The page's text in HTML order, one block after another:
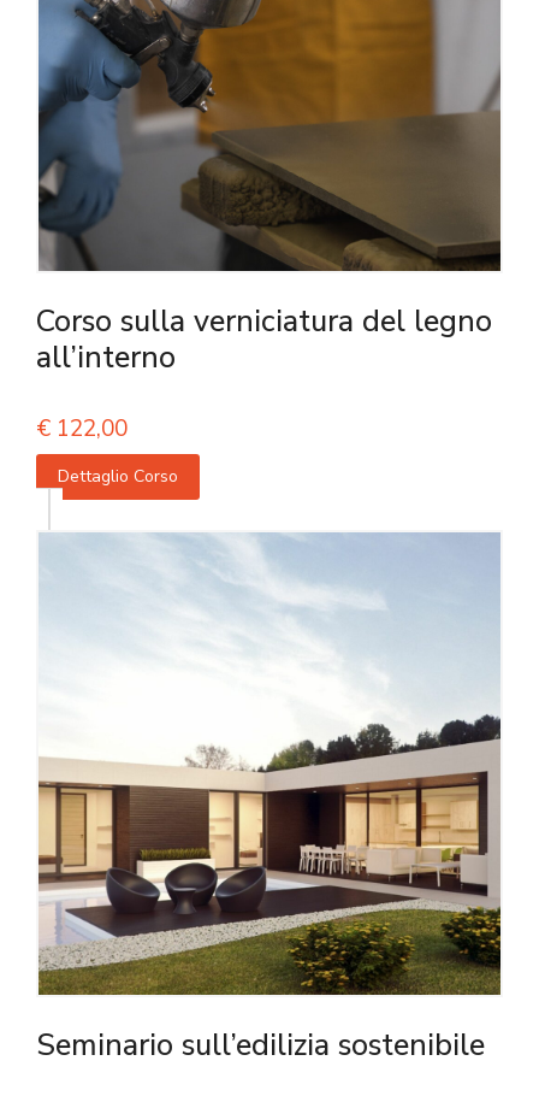
Corso sulla verniciatura del legno
all’interno
€ 122,00
Dettaglio Corso
Seminario sull’edilizia sostenibile